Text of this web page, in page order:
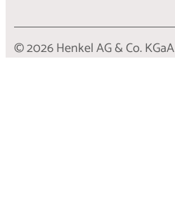
© 2026 Henkel AG & Co. KGaA